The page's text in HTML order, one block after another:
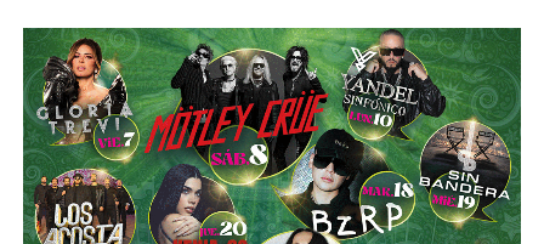
“Hoy el gremio del taxismo entiende que la competencia
es buena. Ellos estarán tratando de mejorar y brindar un
mejor servicio, mientras que la ciudadanía podrá elegir la
opción que considere más conveniente”, comentó.
La titular de la SCT reiteró que, mientras Uber no complete
el procedimiento administrativo y cumpla con las
obligaciones previstas en la ley, la plataforma no podrá